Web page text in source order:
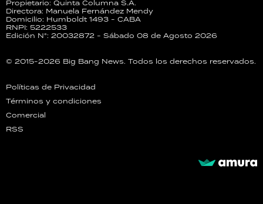
Propietario: Quinta Columna S.A.
Directora: Manuela Fernández Mendy
Domicilio: Humboldt 1493 - CABA
RNPI: 5222533
Edición N°: 20032872 - Sábado 08 de Agosto 2026
© 2015-2026 Big Bang News. Todos los derechos reservados.
Políticas de Privacidad
Términos y condiciones
Comercial
RSS